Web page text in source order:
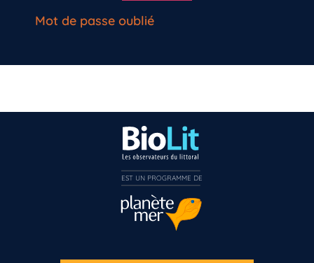
Mot de passe oublié
Vous n’êtes pas encore inscrit à Biolit ?
Inscrivez-vous dès maintenant